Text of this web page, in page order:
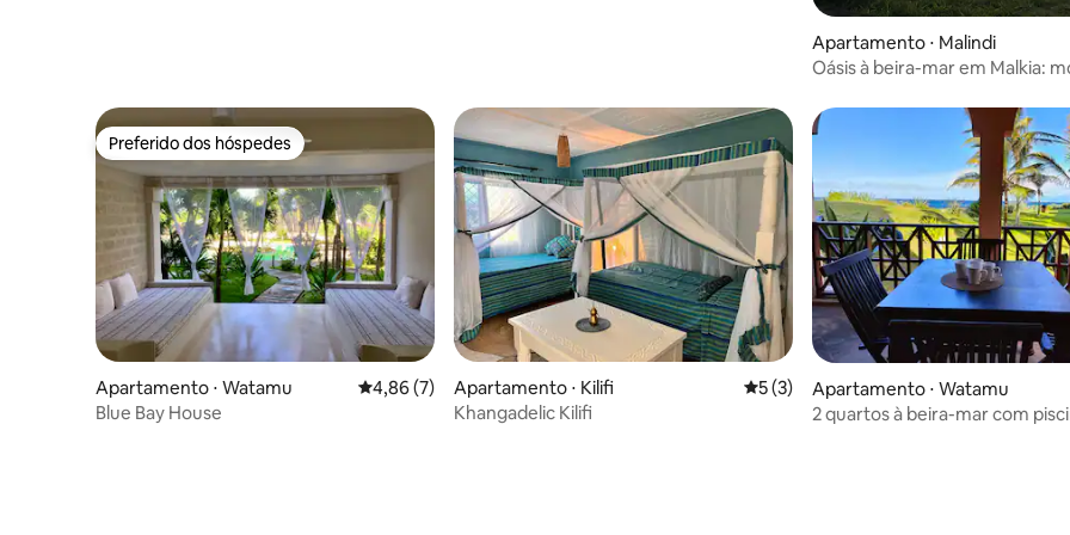
Apartamento ⋅ Malindi
Oásis à beira-mar em Malkia:
Preferido dos hóspedes
Preferido dos hóspedes
Apartamento ⋅ Watamu 4,86 de uma avaliação média de 5, 7 avaliações
4,86 (7)
Blue Bay House
Apartamento ⋅ Kilifi 5 de uma avaliação média de 5, 3
5 (3)
Khangadelic Kilifi
Apartamento ⋅ Watamu
2 quartos à beira-mar com